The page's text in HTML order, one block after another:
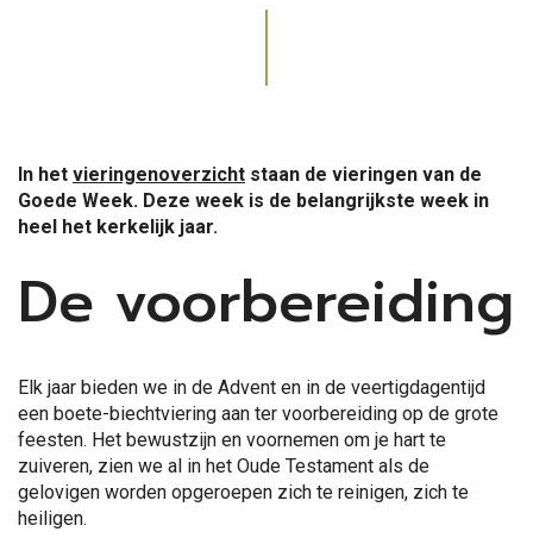
In het vieringenoverzicht staan de vieringen van de
Goede Week. Deze week is de belangrijkste week in
heel het kerkelijk jaar.
De voorbereiding
Elk jaar bieden we in de Advent en in de veertigdagentijd
een boete-biechtviering aan ter voorbereiding op de grote
feesten. Het bewustzijn en voornemen om je hart te
zuiveren, zien we al in het Oude Testament als de
gelovigen worden opgeroepen zich te reinigen, zich te
heiligen.